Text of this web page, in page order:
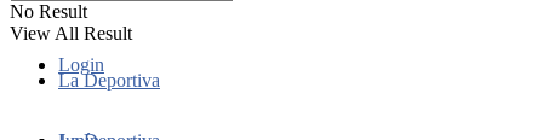
Login
No Result
View All Result
La Deportiva